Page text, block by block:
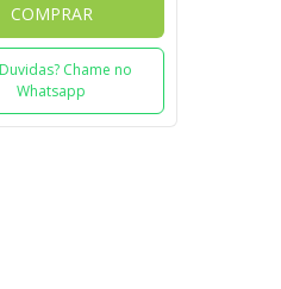
COMPRAR
Duvidas? Chame no
Whatsapp